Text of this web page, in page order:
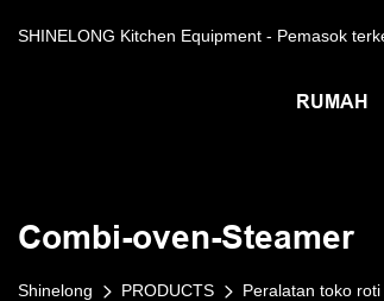
SHINELONG Kitchen Equipment - Pemasok
RUMAH
Combi-oven-Steamer
Shinelong PRODUCTS Peralatan toko roti